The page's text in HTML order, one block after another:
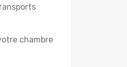
chambre